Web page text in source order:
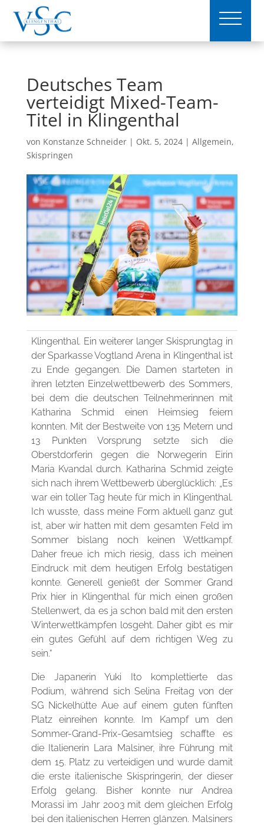
Deutsches Team
verteidigt Mixed-Team-
Titel in Klingenthal
von Konstanze Schneider| Okt. 5, 2024| Allgemein,
Skispringen
Klingenthal. Ein weiterer langer Skisprungtag in
der Sparkasse Vogtland Arena in Klingenthal ist
zu Ende gegangen. Die Damen starteten in
ihren letzten Einzelwettbewerb des Sommers,
bei dem die deutschen Teilnehmerinnen mit
Katharina Schmid einen Heimsieg feiern
konnten. Mit der Bestweite von 135 Metern und
13 Punkten Vorsprung setzte sich die
Oberstdorferin gegen die Norwegerin Eirin
Maria Kvandal durch. Katharina Schmid zeigte
sich nach ihrem Wettbewerb überglücklich: „Es
war ein toller Tag heute für mich in Klingenthal.
Ich wusste, dass meine Form aktuell ganz gut
ist, aber wir hatten mit dem gesamten Feld im
Sommer bislang noch keinen Wettkampf.
Daher freue ich mich riesig, dass ich meinen
Eindruck mit dem heutigen Erfolg bestätigen
konnte. Generell genießt der Sommer Grand
Prix hier in Klingenthal für mich einen großen
Stellenwert, da es ja schon bald mit den ersten
Winterwettkämpfen losgeht. Daher gibt es mir
ein gutes Gefühl auf dem richtigen Weg zu
sein.“
Die Japanerin Yuki Ito komplettierte das
Podium, während sich Selina Freitag von der
SG Nickelhütte Aue auf einem guten fünften
Platz einreihen konnte. Im Kampf um den
Sommer-Grand-Prix-Gesamtsieg schaffte es
die Italienerin Lara Malsiner, ihre Führung mit
dem 15. Platz zu verteidigen und wurde damit
die erste italienische Skispringerin, der dieser
Erfolg gelang. Bisher konnte nur Andrea
Morassi im Jahr 2003 mit dem gleichen Erfolg
bei den italienischen Herren glänzen. Malsiners